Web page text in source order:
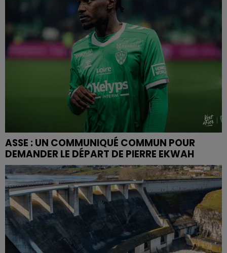
ASSE : UN COMMUNIQUÉ COMMUN POUR
DEMANDER LE DÉPART DE PIERRE EKWAH